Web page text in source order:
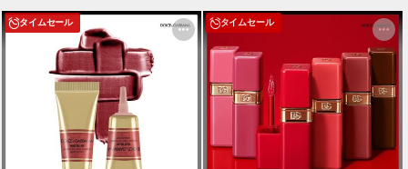
タイムセール タイムセール